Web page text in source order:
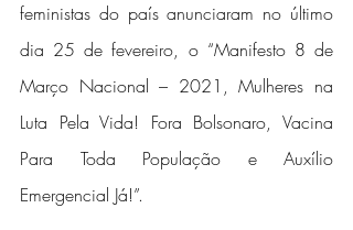
feministas do país anunciaram no último
dia 25 de fevereiro, o “Manifesto 8 de
Março Nacional – 2021, Mulheres na
Luta Pela Vida! Fora Bolsonaro, Vacina
Para Toda População e Auxílio
Emergencial Já!”.